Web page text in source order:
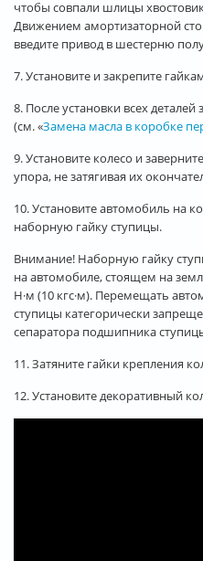
чтобы совпали шлицы
Движением амортизаторной
введите привод в шестерню
7. Установите и закрепите
8. После установки всех
(см. «Замена масла в коробке
9. Установите колесо и
упора, не затягивая их
10. Установите автомобиль на
наборную гайку ступицы.
Внимание! Наборную гайку
на автомобиле, стоящем на
Н·м (10 кгс·м). Перемещать
ступицы категорически
сепаратора подшипника
11. Затяните гайки крепления
12. Установите декоративный